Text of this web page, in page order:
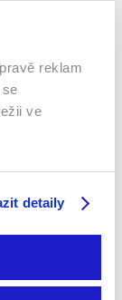
reklam
ve
detaily